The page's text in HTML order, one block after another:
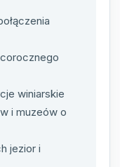
winiarskie
i muzeów o
jezior i